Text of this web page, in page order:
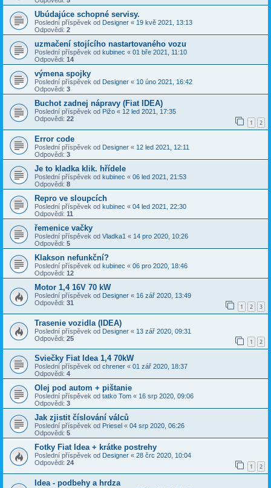
Ubúdajúce schopné servisy.
Poslední příspěvek od Designer « 19 kvě 2021, 13:13
Odpovědi: 2
uzmačení stojícího nastartovaného vozu
Poslední příspěvek od kubinec « 01 bře 2021, 11:10
Odpovědi: 14
výmena spojky
Poslední příspěvek od Designer « 10 úno 2021, 16:42
Odpovědi: 3
Buchot zadnej nápravy (Fiat IDEA)
Poslední příspěvek od Pižo « 12 led 2021, 17:35
Odpovědi: 22 1 2
Error code
Poslední příspěvek od Designer « 12 led 2021, 12:11
Odpovědi: 3
Je to kladka klik. hřídele
Poslední příspěvek od kubinec « 06 led 2021, 21:53
Odpovědi: 8
Repro ve sloupcích
Poslední příspěvek od kubinec « 04 led 2021, 22:30
Odpovědi: 11
řemenice vačky
Poslední příspěvek od Vladka1 « 14 pro 2020, 10:26
Odpovědi: 5
Klakson nefunkční?
Poslední příspěvek od kubinec « 06 pro 2020, 18:46
Odpovědi: 12
Motor 1,4 16V 70 kW
Poslední příspěvek od Designer « 16 zář 2020, 13:49
Odpovědi: 31 1 2 3
Trasenie vozidla (IDEA)
Poslední příspěvek od Designer « 13 zář 2020, 09:31
Odpovědi: 25 1 2
Sviečky Fiat Idea 1,4 70kW
Poslední příspěvek od chrener « 01 zář 2020, 18:37
Odpovědi: 4
Olej pod autom + pištanie
Poslední příspěvek od tatko Tom « 16 srp 2020, 09:06
Odpovědi: 3
Jak zjistit číslování válců
Poslední příspěvek od Priesel « 04 srp 2020, 06:26
Odpovědi: 5
Fotky Fiat Idea + krátke postrehy
Poslední příspěvek od Designer « 28 črc 2020, 10:04
Odpovědi: 24 1 2
Idea - podbehy a hrdza